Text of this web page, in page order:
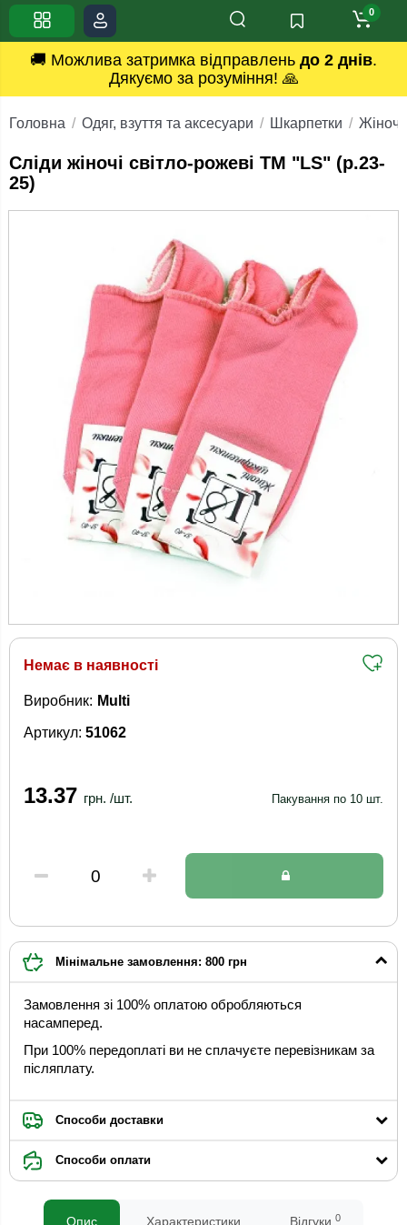
🚚 Можлива затримка відправлень до 2 днів.
Дякуємо за розуміння! 🙏
0
Головна Одяг, взуття та аксесуари Шкарпетки
Сліди жіночі світло-рожеві ТМ "LS" (р.23-
25)
Немає в наявності
Артикул: 51062
Виробник: Multi
13.37 грн. /шт. Пакування по 10 шт.
Мінімальне замовлення: 800 грн
Замовлення зі 100% оплатою обробляються
насамперед.
При 100% передоплаті ви не сплачуєте перевізникам за
післяплату.
Способи доставки
Способи оплати
Опис Характеристики Відгуки 0